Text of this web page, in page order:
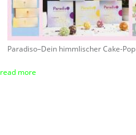
Paradiso–Dein himmlischer Cake-Pop
read more